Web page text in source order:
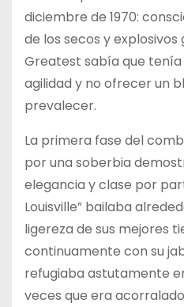
diciembre de 1970:
de los secos y
Greatest sabía que
agilidad y no ofrecer un
prevalecer.
La primera fase del
por una soberbia
elegancia y clase por
Louisville” bailaba
ligereza de sus mejores
continuamente con su
refugiaba astutamente
veces que era